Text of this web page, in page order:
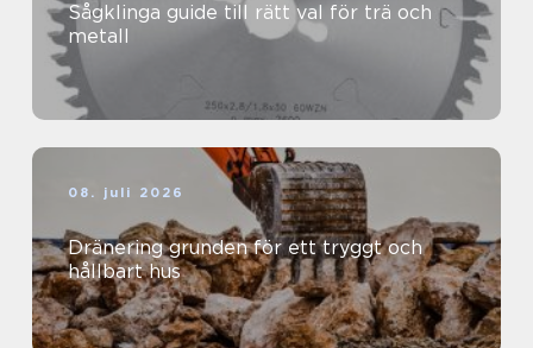
Sågklinga guide till rätt val för trä och
metall
08. juli 2026
Dränering grunden för ett tryggt och
hållbart hus